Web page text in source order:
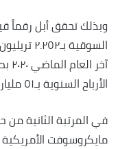
وبذلك تحقق أبل رقماً
السوقية
الأرباح السنوية بـ٥١ مليار دولار أمريكي.
في المرتبة الثانية